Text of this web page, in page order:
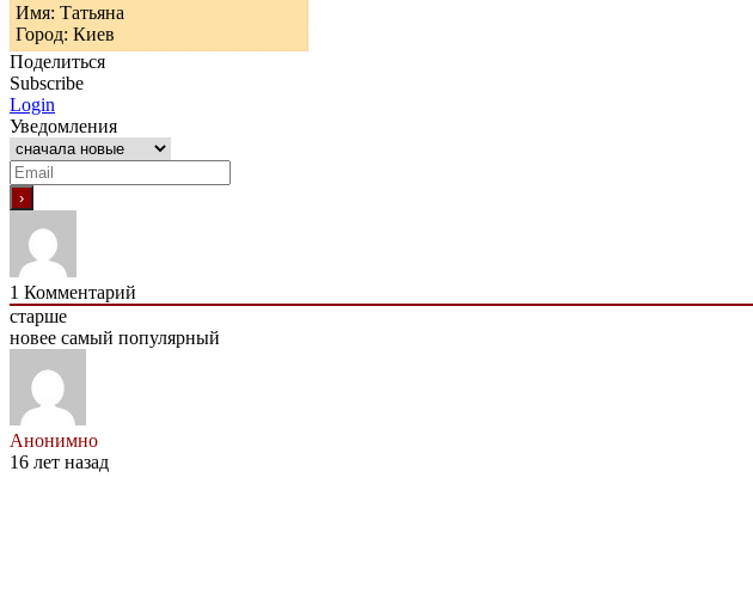
Имя: Татьяна
Город: Киев
Поделиться
Subscribe
Login
Уведомления
1 Комментарий
старше
новее самый популярный
Анонимно
16 лет назад